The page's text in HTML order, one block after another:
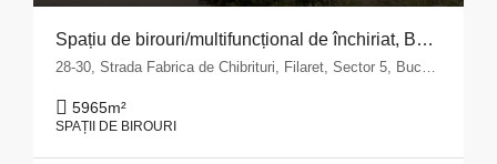
Spațiu de birouri/multifuncțional de închiriat, București, Sector 5 – zona Fabrica de Chibrituri
28-30, Strada Fabrica de Chibrituri, Filaret, Sector 5, Bucharest, 040542, Romania
5965m²
SPAȚII DE BIROURI